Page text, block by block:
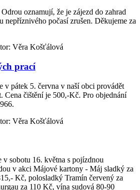
oznamují, že je zájezd do zahrad
nepříznivého počasí zrušen. Děkujeme za
Věra Košťálová
prací
pátek 5. června v naší obci provádět
Cena čištění je 500,-Kč. Pro objednání
Věra Košťálová
sobotu 16. května s pojízdnou
v akci Májové kartony - Máj sladký za
Kč, polosladký Tramín červený za
za 110 Kč, vína sudová 80-90